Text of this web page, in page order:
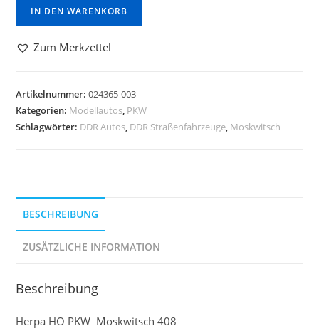
IN DEN WARENKORB
Zum Merkzettel
Artikelnummer:024365-003
Kategorien: Modellautos, PKW
Schlagwörter: DDR Autos, DDR Straßenfahrzeuge, Moskwitsch
BESCHREIBUNG
ZUSÄTZLICHE INFORMATION
Beschreibung
Herpa HO PKW Moskwitsch 408